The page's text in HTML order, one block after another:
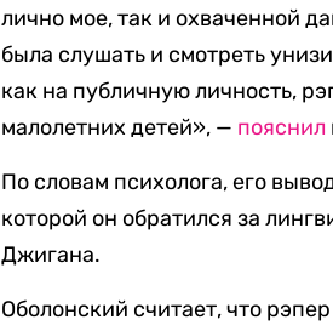
лично мое, так и охваченной
была слушать и смотреть
как на публичную личность,
малолетних детей», — пояснил
По словам психолога, его
которой он обратился за
Джигана.
Оболонский считает, что